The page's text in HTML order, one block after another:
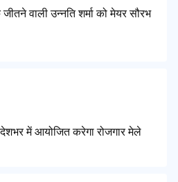
वाली उन्नति शर्मा को मेयर सौरभ
में आयोजित करेगा रोजगार मेले